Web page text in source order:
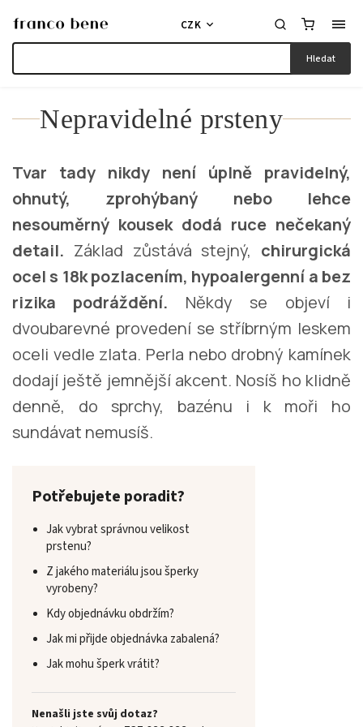
Hledat
CZK
Nepravidelné prsteny
Tvar tady nikdy není úplně pravidelný,
ohnutý, zprohýbaný nebo lehce
nesouměrný kousek dodá ruce nečekaný
detail. Základ zůstává stejný, chirurgická
ocel s 18k pozlacením, hypoalergenní a bez
rizika podráždění. Někdy se objeví i
dvoubarevné provedení se stříbrným leskem
oceli vedle zlata. Perla nebo drobný kamínek
dodají ještě jemnější akcent. Nosíš ho klidně
denně, do sprchy, bazénu i k moři ho
sundávat nemusíš.
Potřebujete poradit?
Jak vybrat správnou velikost
prstenu?
Z jakého materiálu jsou šperky
vyrobeny?
Kdy objednávku obdržím?
Jak mi přijde objednávka zabalená?
Jak mohu šperk vrátit?
Nenašli jste svůj dotaz?